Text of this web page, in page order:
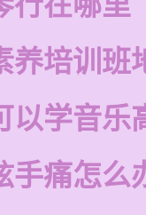
养培训班
以学音乐
手痛怎么